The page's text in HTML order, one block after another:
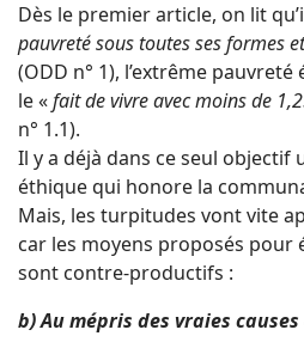
Dès le premier article, on lit
pauvreté sous toutes ses formes
(ODD n° 1), l’extrême
le «fait de vivre avec moins de
n° 1.1).
Il y a déjà dans ce seul
éthique qui honore la
Mais, les turpitudes vont vite
car les moyens proposés pour
sont contre-productifs :
b) Au mépris des vraies